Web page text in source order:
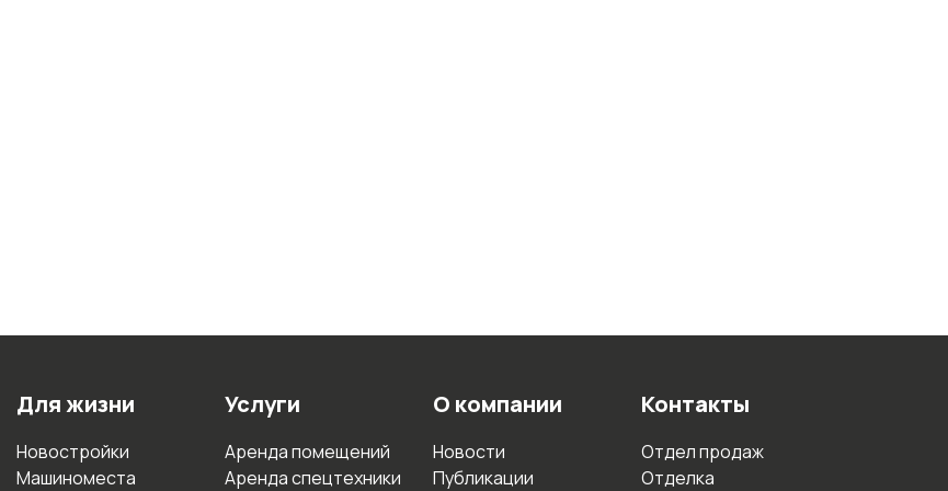
Для жизни
Новостройки
Машиноместа
Услуги
Аренда помещений
Аренда спецтехники
О компании
Новости
Публикации
Контакты
Отдел продаж
Отделка